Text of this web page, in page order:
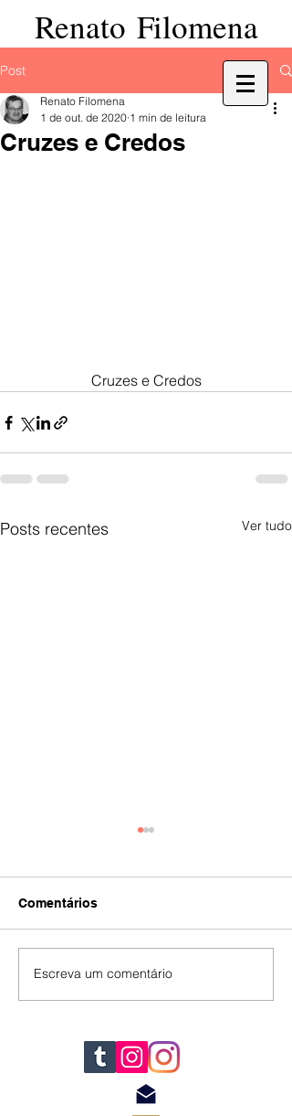
Renato Filomena
Post
Cruzes e Credos
Renato Filomena
1 de out. de 2020 1 min de leitura
Cruzes e Credos
Posts recentes Ver tudo
IA
Comentários
Escreva um comentário